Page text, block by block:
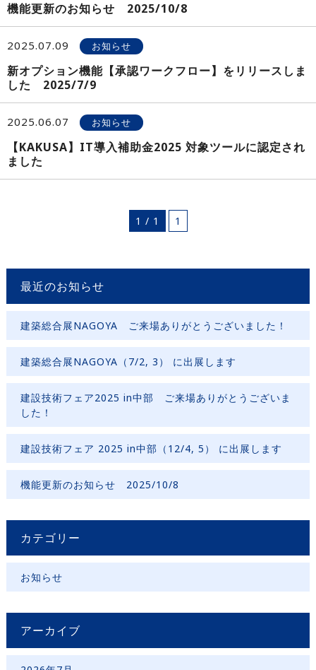
機能更新のお知らせ 2025/10/8
2025.07.09 お知らせ
新オプション機能【承認ワークフロー】をリリースしま
した 2025/7/9
2025.06.07 お知らせ
【KAKUSA】IT導入補助金2025 対象ツールに認定され
ました
1 / 1 1
最近のお知らせ
建築総合展NAGOYA ご来場ありがとうございました！
建築総合展NAGOYA（7/2, 3） に出展します
建設技術フェア2025 in中部 ご来場ありがとうございま
した！
建設技術フェア 2025 in中部（12/4, 5） に出展します
機能更新のお知らせ 2025/10/8
カテゴリー
お知らせ
アーカイブ